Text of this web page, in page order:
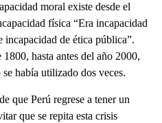
moral existe desde el
física “Era incapacidad
incapacidad de ética pública”.
hasta antes del año 2000,
había utilizado dos veces.
que Perú regrese a tener un
que se repita esta crisis